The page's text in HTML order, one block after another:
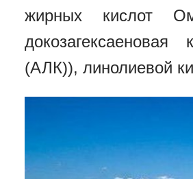
жирных кислот
(АЛК)), линолиевой